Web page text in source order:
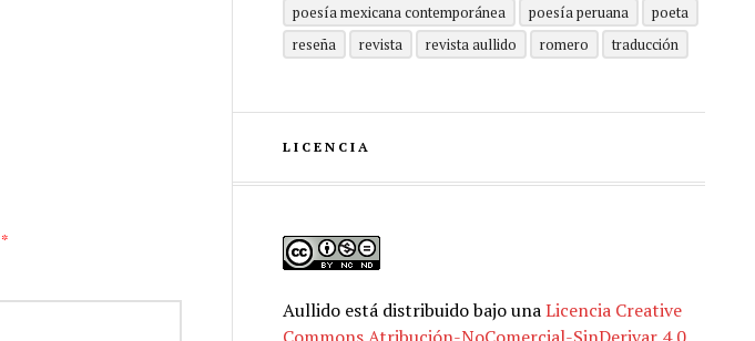
*
poesía mexicana contemporánea
poesía peruana
poeta
reseña
revista revista aullido romero traducción
LICENCIA
Aullidoestá distribuido bajo unaLicencia Creative